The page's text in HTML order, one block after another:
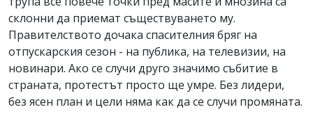
склонни да приемат съществуването му.
Правителството дочака спасителния бряг на
отпускарския сезон - на публика, на телевизии, на
новинари. Ако се случи друго значимо събитие в
страната, протестът просто ще умре. Без лидери,
без ясен план и цели няма как да се случи промяната.